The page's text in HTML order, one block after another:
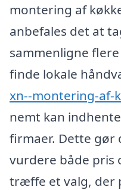
montering af
anbefales det at
sammenligne
finde lokale
xn--montering-af-
nemt kan
firmaer. Dette gør
vurdere både pris
træffe et valg, der